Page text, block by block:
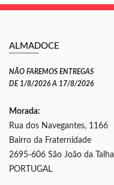
ALMADOCE
NÃO FAREMOS ENTREGAS
DE 1/8/2026 A 17/8/2026
Morada:
Rua dos Navegantes, 1166
Bairro da Fraternidade
2695-606 São João da Talha
PORTUGAL